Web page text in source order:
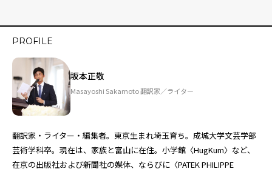
PROFILE
坂本正敬
Masayoshi Sakamoto 翻訳家／ライター
翻訳家・ライター・編集者。東京生まれ埼玉育ち。成城大学文芸学部
芸術学科卒。現在は、家族と富山に在住。小学館〈HugKum〉など、
在京の出版社および新聞社の媒体、ならびに〈PATEK PHILIPPE